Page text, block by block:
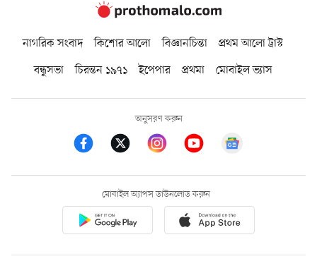
নাগরিক সংবাদ কিশোর আলো বিজ্ঞানচিন্তা
প্রথম আলো ট্রাস্ট
বন্ধুসভা
চিরন্তন ১৯৭১ ইপেপার প্রথমা মোবাইল ভ্যাস
অনুসরণ করুন
মোবাইল অ্যাপস ডাউনলোড করুন